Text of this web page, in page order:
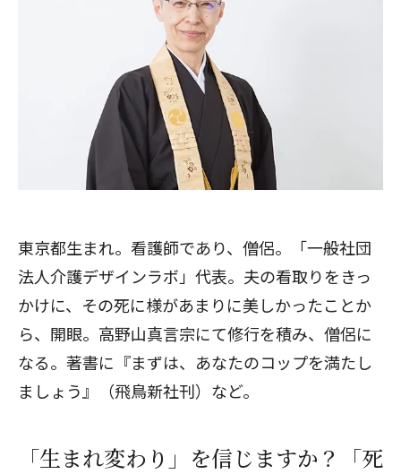
東京都生まれ。看護師であり、僧侶。「一般社団
法人介護デザインラボ」代表。夫の看取りをきっ
かけに、その死に様があまりに美しかったことか
ら、開眼。高野山真言宗にて修行を積み、僧侶に
なる。著書に『まずは、あなたのコップを満たし
ましょう』（飛鳥新社刊）など。
「生まれ変わり」を信じますか？「死